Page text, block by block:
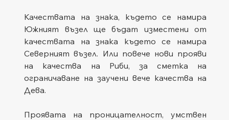
Качествата на знака, където се намира
Южният възел ще бъдат изместени от
качествата на знака където се намира
Северният възел. Или повече нови прояви
на качества на Риби, за сметка на
ограничаване на заучени вече качества на
Дева.
Проявата на проницателност, умствен